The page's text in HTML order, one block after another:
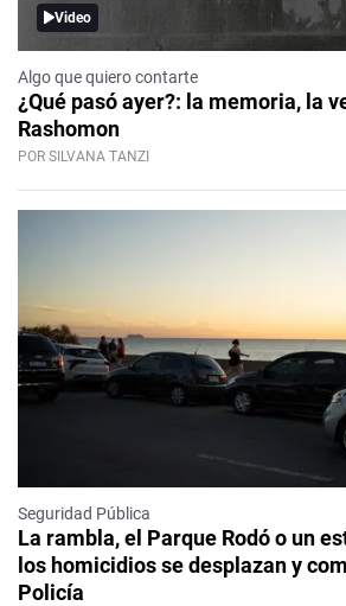
Video
Algo que quiero contarte
¿Qué pasó ayer?: la memoria, la
Rashomon
POR SILVANA TANZI
Seguridad Pública
La rambla, el Parque Rodó o un
los homicidios se desplazan y
Policía